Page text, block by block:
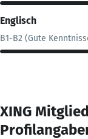
Englisch
B1-B2 (Gute
XING